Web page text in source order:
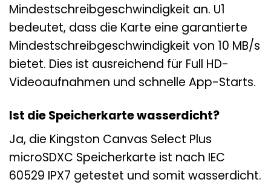
Mindestschreibgeschwindigkeit an. U1
bedeutet, dass die Karte eine garantierte
Mindestschreibgeschwindigkeit von 10 MB/s
bietet. Dies ist ausreichend für Full HD-
Videoaufnahmen und schnelle App-Starts.
Ist die Speicherkarte wasserdicht?
Ja, die Kingston Canvas Select Plus
microSDXC Speicherkarte ist nach IEC
60529 IPX7 getestet und somit wasserdicht.